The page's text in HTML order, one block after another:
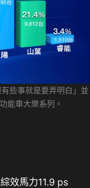
些事就是要弄明白」並
能車大樂系列。
效馬力11.9 ps